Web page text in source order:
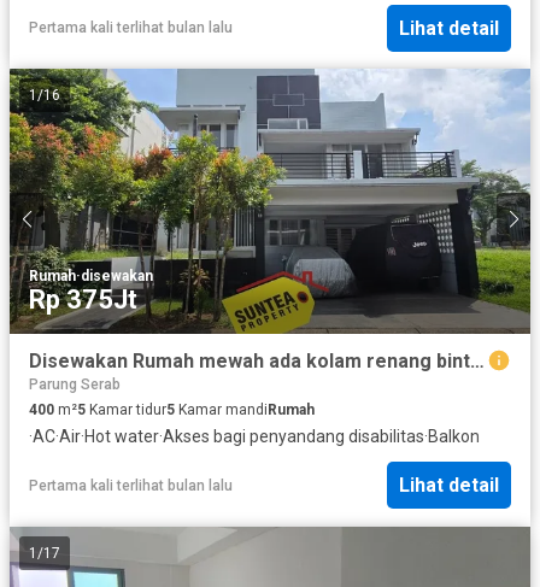
Pertama kali terlihat bulan lalu Lihat detail
1/16
Rumah·disewakan
Rp 375Jt
Disewakan Rumah mewah ada kolam renang bintaro jaya swimming Pool 1057sg
Parung Serab
400 m²5 Kamar tidur5 Kamar mandiRumah
·AC·Air·Hot water·Akses bagi penyandang disabilitas·Balkon
Pertama kali terlihat bulan lalu Lihat detail
1 /17